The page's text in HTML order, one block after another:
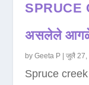
SPRUCE
असलेले आगळे
byGeeta P |जुलै 27,
Spruce creek